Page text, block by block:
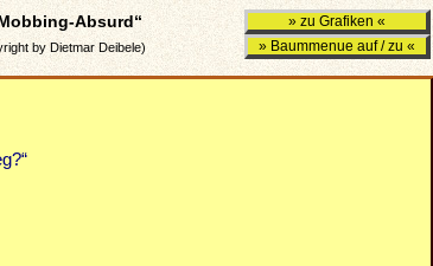
Absurd“ » zu Grafiken «
by Dietmar Deibele) » Baummenue auf / zu «